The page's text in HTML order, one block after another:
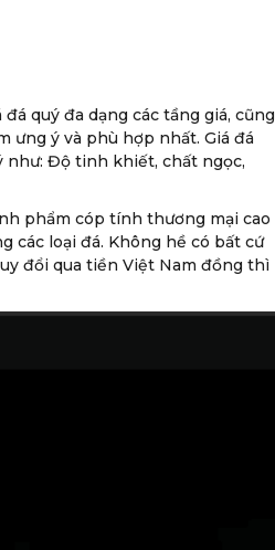
quý đa dạng các tầng giá, cũng
ưng ý và phù hợp nhất. Giá đá
như: Độ tinh khiết, chất ngọc,
phẩm cóp tính thương mại cao
các loại đá. Không hề có bất cứ
đổi qua tiền Việt Nam đồng thì